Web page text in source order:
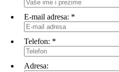
E-mail adresa: *
Telefon: *
Adresa: